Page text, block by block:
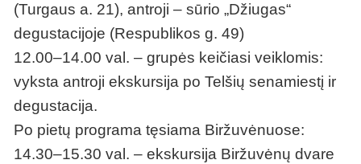
(Turgaus a. 21), antroji – sūrio „Džiugas“
degustacijoje (Respublikos g. 49)
12.00–14.00 val. – grupės keičiasi veiklomis:
vyksta antroji ekskursija po Telšių senamiestį ir
degustacija.
Po pietų programa tęsiama Biržuvėnuose:
14.30–15.30 val. – ekskursija Biržuvėnų dvare